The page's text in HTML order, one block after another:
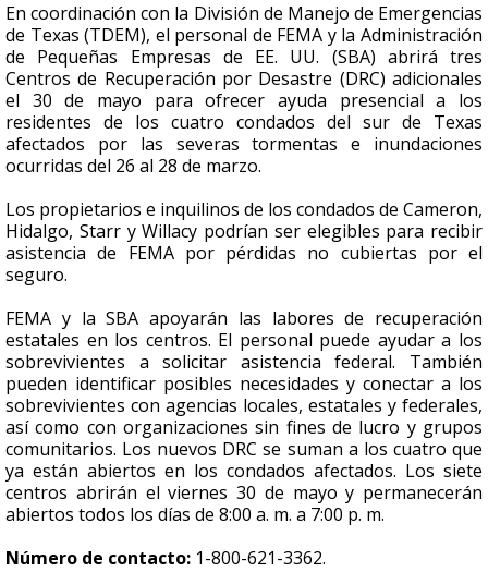
En coordinación con la División de Manejo de Emergencias
de Texas (TDEM), el personal de FEMA y la Administración
de Pequeñas Empresas de EE. UU. (SBA) abrirá tres
Centros de Recuperación por Desastre (DRC) adicionales
el 30 de mayo para ofrecer ayuda presencial a los
residentes de los cuatro condados del sur de Texas
afectados por las severas tormentas e inundaciones
ocurridas del 26 al 28 de marzo.
Los propietarios e inquilinos de los condados de Cameron,
Hidalgo, Starr y Willacy podrían ser elegibles para recibir
asistencia de FEMA por pérdidas no cubiertas por el
seguro.
FEMA y la SBA apoyarán las labores de recuperación
estatales en los centros. El personal puede ayudar a los
sobrevivientes a solicitar asistencia federal. También
pueden identificar posibles necesidades y conectar a los
sobrevivientes con agencias locales, estatales y federales,
así como con organizaciones sin fines de lucro y grupos
comunitarios. Los nuevos DRC se suman a los cuatro que
ya están abiertos en los condados afectados. Los siete
centros abrirán el viernes 30 de mayo y permanecerán
abiertos todos los días de 8:00 a. m. a 7:00 p. m.
Número de contacto: 1-800-621-3362.